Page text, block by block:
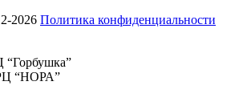
2026 Политика конфиденциальности
“Горбушка”
“НОРА”